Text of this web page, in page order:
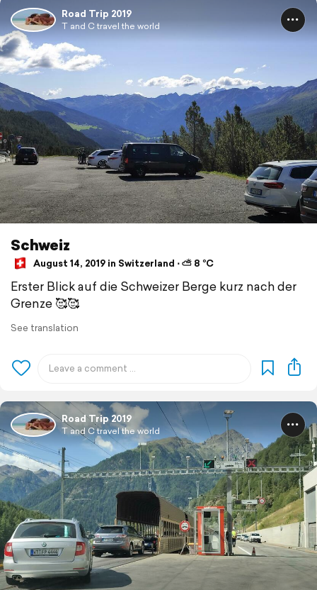
Road Trip 2019
T and C travel the world
Schweiz
August 14, 2019 in Switzerland ⋅ ⛅ 8 °C
Erster Blick auf die Schweizer Berge kurz nach der
Grenze 🥰🥰
See translation
Road Trip 2019
T and C travel the world